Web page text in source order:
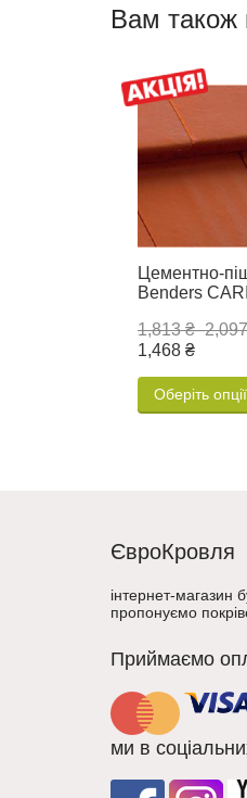
Вам також
Цементно-
Benders
1,813 ₴–
1,468 ₴
Оберіть опції
ЄвроКровля
інтернет-магазин
пропонуємо
Приймаємо
ми в